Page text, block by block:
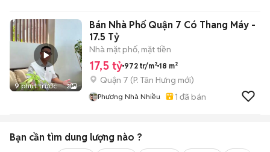
9 phút trước 3
Bán Nhà Phố Quận 7 Có Thang Máy -
17.5 Tỷ
Nhà mặt phố, mặt tiền
17,5 tỷ 972 tr/m² 18 m²
Quận 7 (P. Tân Hưng mới)
Phương Nhà Nhiều 1 đã bán
Bạn cần tìm dung lượng nào ?